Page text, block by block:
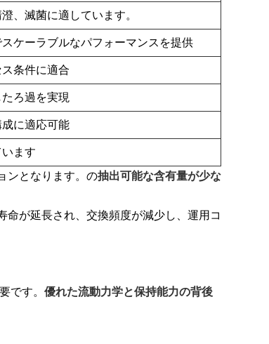
、滅菌に適しています。
ケーラブルなパフォーマンスを提供
条件に適合
ろ過を実現
に適応可能
ます
ンとなります。の抽出可能な含有量が少な
が延長され、交換頻度が減少し、運用コ
です。優れた流動力学と保持能力の背後